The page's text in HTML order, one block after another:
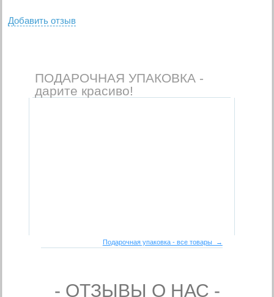
Добавить отзыв
ПОДАРОЧНАЯ УПАКОВКА -
дарите красиво!
Подарочная упаковка - все товары →
- ОТЗЫВЫ О НАС -